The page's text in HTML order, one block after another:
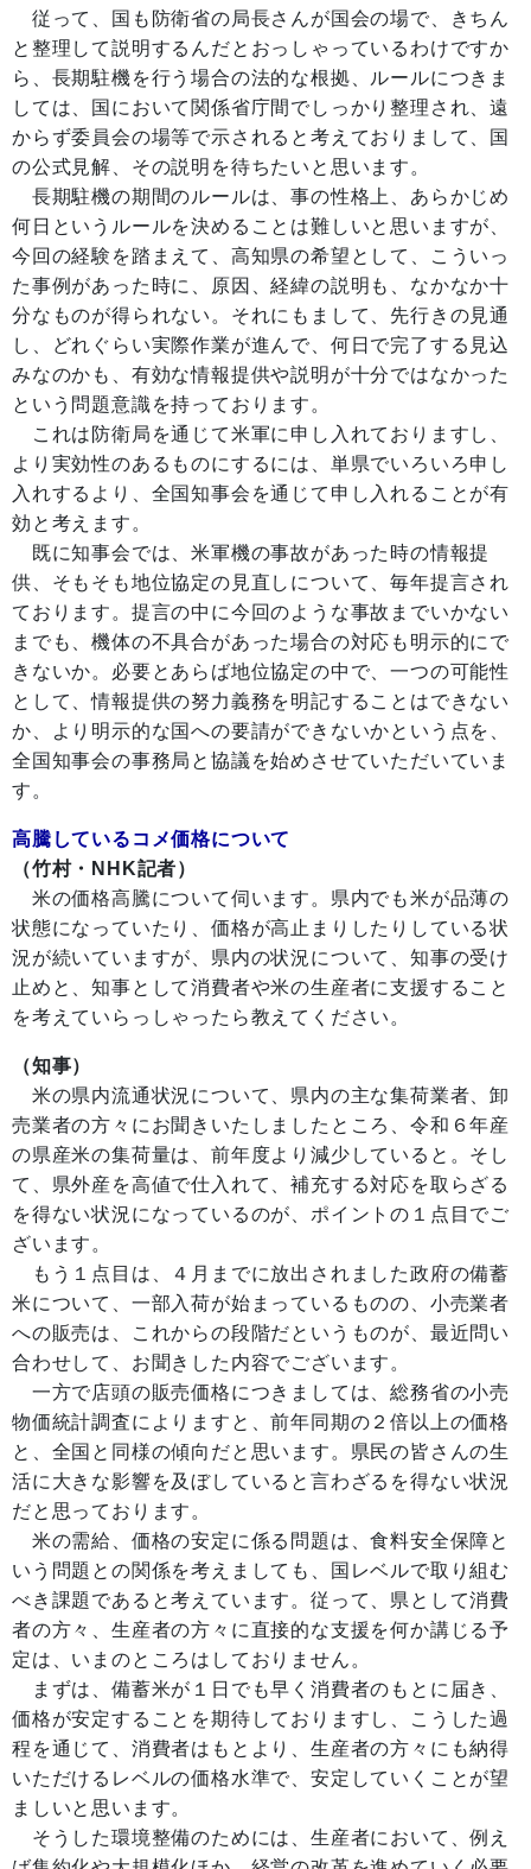
従って、国も防衛省の局長さんが国会の場で、きちん
と整理して説明するんだとおっしゃっているわけですか
ら、長期駐機を行う場合の法的な根拠、ルールにつきま
しては、国において関係省庁間でしっかり整理され、遠
からず委員会の場等で示されると考えておりまして、国
の公式見解、その説明を待ちたいと思います。
長期駐機の期間のルールは、事の性格上、あらかじめ
何日というルールを決めることは難しいと思いますが、
今回の経験を踏まえて、高知県の希望として、こういっ
た事例があった時に、原因、経緯の説明も、なかなか十
分なものが得られない。それにもまして、先行きの見通
し、どれぐらい実際作業が進んで、何日で完了する見込
みなのかも、有効な情報提供や説明が十分ではなかった
という問題意識を持っております。
これは防衛局を通じて米軍に申し入れておりますし、
より実効性のあるものにするには、単県でいろいろ申し
入れするより、全国知事会を通じて申し入れることが有
効と考えます。
既に知事会では、米軍機の事故があった時の情報提
供、そもそも地位協定の見直しについて、毎年提言され
ております。提言の中に今回のような事故までいかない
までも、機体の不具合があった場合の対応も明示的にで
きないか。必要とあらば地位協定の中で、一つの可能性
として、情報提供の努力義務を明記することはできない
か、より明示的な国への要請ができないかという点を、
全国知事会の事務局と協議を始めさせていただいていま
す。
高騰しているコメ価格について
（竹村・NHK記者）
米の価格高騰について伺います。県内でも米が品薄の
状態になっていたり、価格が高止まりしたりしている状
況が続いていますが、県内の状況について、知事の受け
止めと、知事として消費者や米の生産者に支援すること
を考えていらっしゃったら教えてください。
（知事）
米の県内流通状況について、県内の主な集荷業者、卸
売業者の方々にお聞きいたしましたところ、令和６年産
の県産米の集荷量は、前年度より減少していると。そし
て、県外産を高値で仕入れて、補充する対応を取らざる
を得ない状況になっているのが、ポイントの１点目でご
ざいます。
もう１点目は、４月までに放出されました政府の備蓄
米について、一部入荷が始まっているものの、小売業者
への販売は、これからの段階だというものが、最近問い
合わせして、お聞きした内容でございます。
一方で店頭の販売価格につきましては、総務省の小売
物価統計調査によりますと、前年同期の２倍以上の価格
と、全国と同様の傾向だと思います。県民の皆さんの生
活に大きな影響を及ぼしていると言わざるを得ない状況
だと思っております。
米の需給、価格の安定に係る問題は、食料安全保障と
いう問題との関係を考えましても、国レベルで取り組む
べき課題であると考えています。従って、県として消費
者の方々、生産者の方々に直接的な支援を何か講じる予
定は、いまのところはしておりません。
まずは、備蓄米が１日でも早く消費者のもとに届き、
価格が安定することを期待しておりますし、こうした過
程を通じて、消費者はもとより、生産者の方々にも納得
いただけるレベルの価格水準で、安定していくことが望
ましいと思います。
そうした環境整備のためには、生産者において、例え